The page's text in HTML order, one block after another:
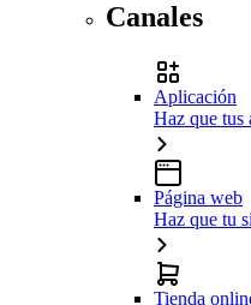
Canales
Aplicación
Haz que tus
Página web
Haz que tu
Tienda